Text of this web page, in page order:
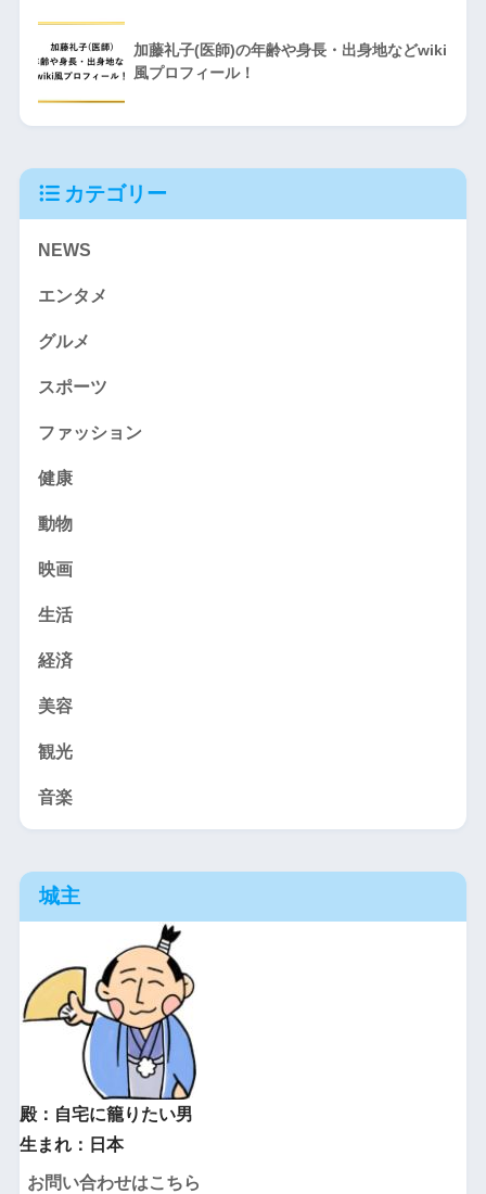
加藤礼子(医師)の年齢や身長・出身地などwiki
風プロフィール！
カテゴリー
NEWS
エンタメ
グルメ
スポーツ
ファッション
健康
動物
映画
生活
経済
美容
観光
音楽
城主
殿：自宅に籠りたい男
生まれ：日本
お問い合わせはこちら